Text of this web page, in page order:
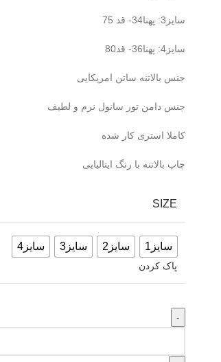
سایز3: پهنا34- قد 75
سایز4: پهنا36- قد80
جنس بالاتنه ساتن امریکایی
جنس دامن تور سانول نرم و لطیف
کاملا استری کار شده
چاپ بالاتنه با رنگ ایتالیایی
SIZE
سایز1 سایز2 سایز3 سایز4
پاک کردن